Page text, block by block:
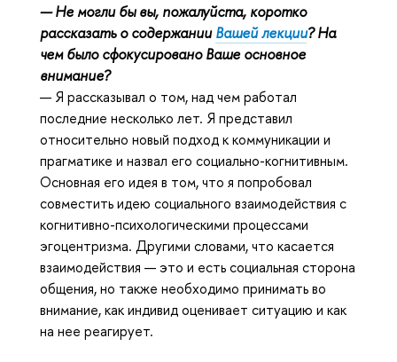
— Не могли бы вы, пожалуйста, коротко
рассказать о содержанииВашей лекции? На
чем было сфокусировано Ваше основное
внимание?
— Я рассказывал о том, над чем работал
последние несколько лет. Я представил
относительно новый подход к коммуникации и
прагматике и назвал его социально-когнитивным.
Основная его идея в том, что я попробовал
совместить идею социального взаимодействия с
когнитивно-психологическими процессами
эгоцентризма. Другими словами, что касается
взаимодействия — это и есть социальная сторона
общения, но также необходимо принимать во
внимание, как индивид оценивает ситуацию и как
на нее реагирует.